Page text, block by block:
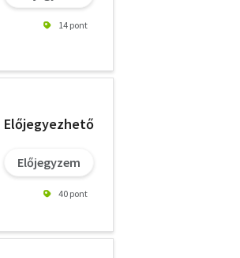
14 pont
Előjegyezhető
Előjegyzem
40 pont